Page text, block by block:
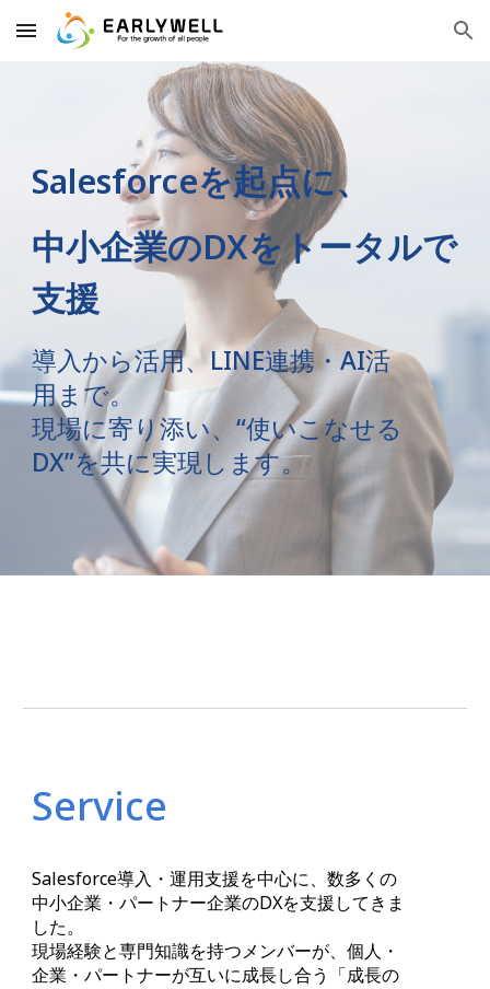
Skip to main content Skip to navigation
Salesforceを起点に、
中小企業のDXをトータルで
支援
導入から活用、LINE連携・AI活
用まで。
現場に寄り添い、“使いこなせる
DX”を共に実現します。
Service
Salesforce導入・運用支援を中心に、数多くの
中小企業・パートナー企業のDXを支援してきま
した。
現場経験と専門知識を持つメンバーが、個人・
企業・パートナーが互いに成長し合う「成長の